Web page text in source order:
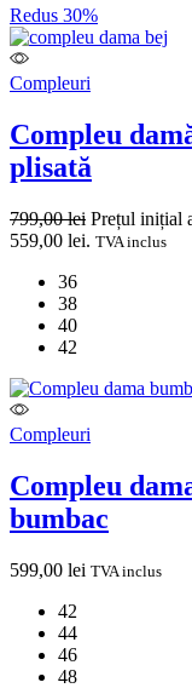
Redus 30%
Compleuri
Compleu
plisată
799,00lei Prețul inițial
559,00 lei. TVA inclus
36
38
40
42
Compleuri
Compleu
bumbac
599,00 lei TVA inclus
42
44
46
48